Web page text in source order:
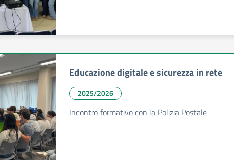
Educazione digitale e sicurezza in rete
2025/2026
Incontro formativo con la Polizia Postale